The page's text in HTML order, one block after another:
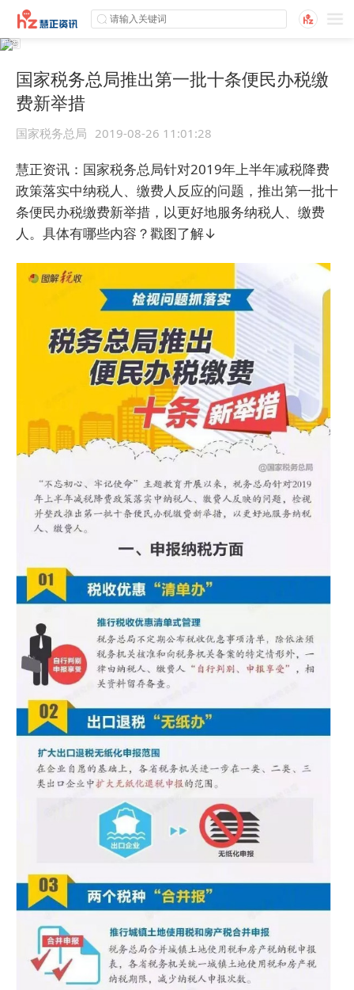
国家税务总局推出第一批十条便民办税缴
费新举措
国家税务总局 2019-08-26 11:01:28
慧正资讯：国家税务总局针对2019年上半年减税降费
政策落实中纳税人、缴费人反应的问题，推出第一批十
条便民办税缴费新举措，以更好地服务纳税人、缴费
人。具体有哪些内容？戳图了解↓